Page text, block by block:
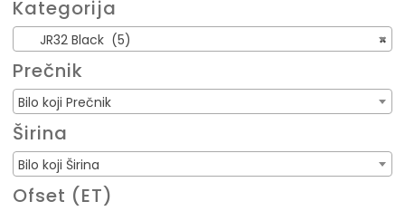
Kategorija
×
JR32 Black (5)
Prečnik
Bilo koji Prečnik
Širina
Bilo koji Širina
Ofset (ET)